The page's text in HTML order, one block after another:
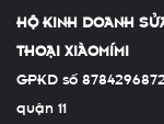
HỘ KINH DOANH
THOẠI XIÀOMÍMI
GPKD số
quận 11